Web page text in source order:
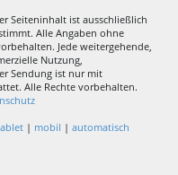
Seiteninhalt ist ausschließlich
Alle Angaben ohne
Jede weitergehende,
Nutzung,
Sendung ist nur mit
Alle Rechte vorbehalten.
| mobil | automatisch